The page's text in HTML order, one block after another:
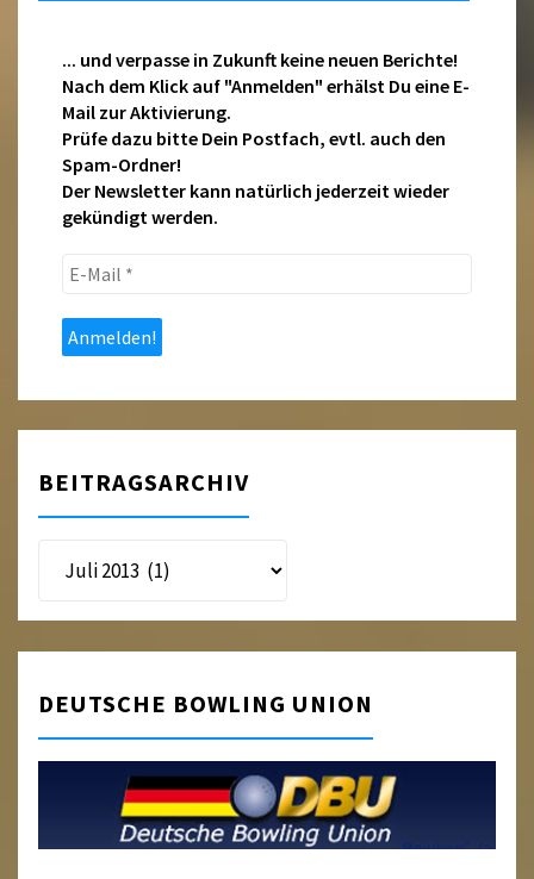
... und verpasse in Zukunft keine neuen Berichte!
Nach dem Klick auf "Anmelden" erhälst Du eine E-
Mail zur Aktivierung.
Prüfe dazu bitte Dein Postfach, evtl. auch den
Spam-Ordner!
Der Newsletter kann natürlich jederzeit wieder
gekündigt werden.
E-
*
BEITRAGSARCHIV
Beitragsarchiv
DEUTSCHE BOWLING UNION